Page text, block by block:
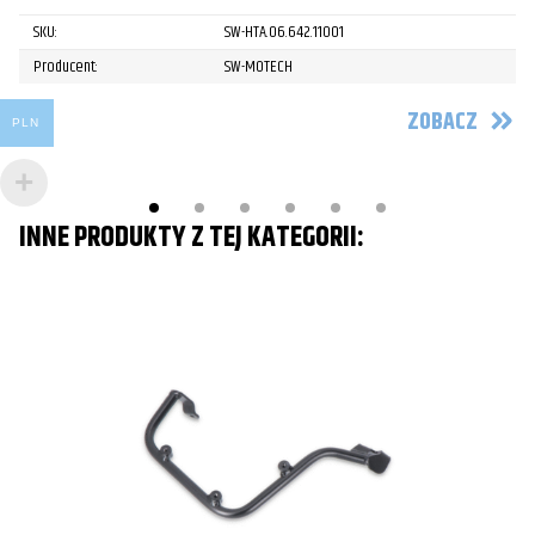
SKU:
SW-HTA.06.642.11001
Producent:
SW-MOTECH
ZOBACZ
INNE PRODUKTY Z TEJ KATEGORII:
PLN